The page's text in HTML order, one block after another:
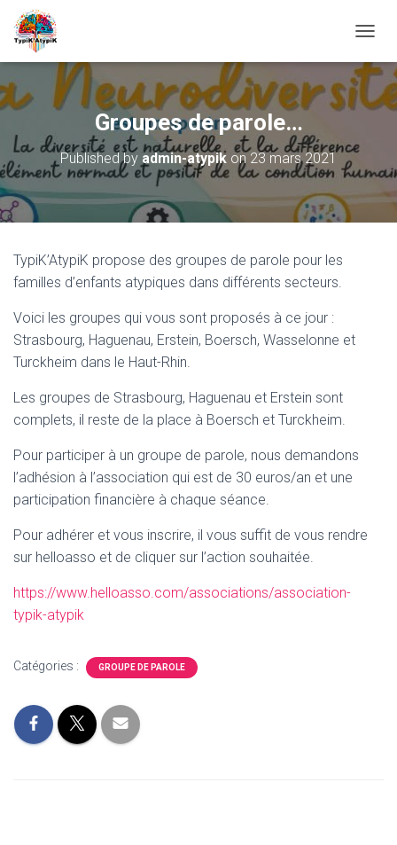
U
V
I
E
Groupes de parole…
Published by admin-atypik on 23 mars 2021
TypiK’AtypiK propose des groupes de parole pour les
familles d’enfants atypiques dans différents secteurs.
Voici les groupes qui vous sont proposés à ce jour :
Strasbourg, Haguenau, Erstein, Boersch, Wasselonne et
Turckheim dans le Haut-Rhin.
Les groupes de Strasbourg, Haguenau et Erstein sont
complets, il reste de la place à Boersch et Turckheim.
Pour participer à un groupe de parole, nous demandons
l’adhésion à l’association qui est de 30 euros/an et une
participation financière à chaque séance.
Pour adhérer et vous inscrire, il vous suffit de vous rendre
sur helloasso et de cliquer sur l’action souhaitée.
https://www.helloasso.com/associations/association-
typik-atypik
Catégories : GROUPE DE PAROLE